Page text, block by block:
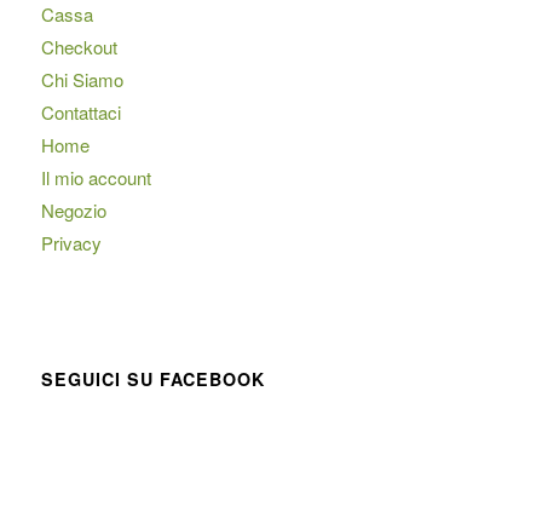
Cassa
Checkout
Chi Siamo
Contattaci
Home
Il mio account
Negozio
Privacy
SEGUICI SU FACEBOOK